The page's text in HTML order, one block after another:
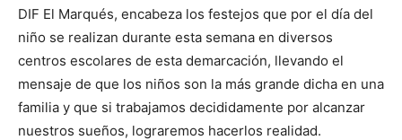
DIF El Marqués, encabeza los festejos que por el día del
niño se realizan durante esta semana en diversos
centros escolares de esta demarcación, llevando el
mensaje de que los niños son la más grande dicha en una
familia y que si trabajamos decididamente por alcanzar
nuestros sueños, lograremos hacerlos realidad.